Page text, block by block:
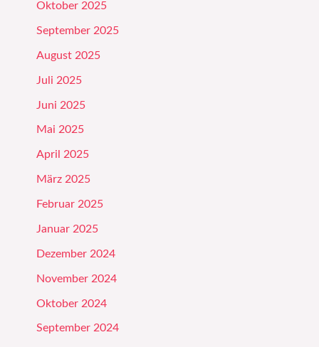
Oktober 2025
September 2025
August 2025
Juli 2025
Juni 2025
Mai 2025
April 2025
März 2025
Februar 2025
Januar 2025
Dezember 2024
November 2024
Oktober 2024
September 2024